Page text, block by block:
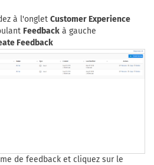
à l'onglet Customer Experience
Feedback à gauche
Feedback
de feedback et cliquez sur le